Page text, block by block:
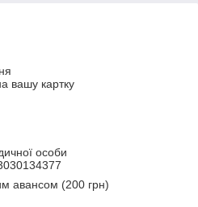
вашу картку
особи
авансом (200 грн)